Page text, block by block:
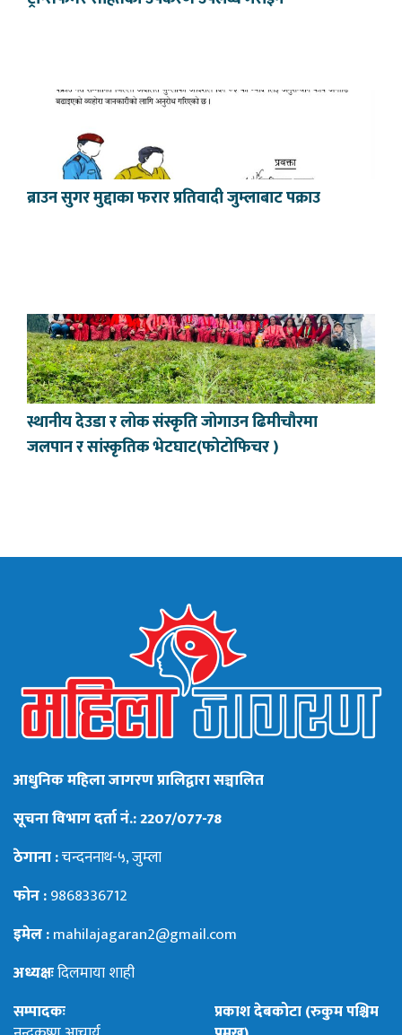
ब्राउन सुगर मुद्दाका फरार प्रतिवादी जुम्लाबाट पक्राउ
स्थानीय देउडा र लोक संस्कृति जोगाउन ढिमीचौरमा
जलपान र सांस्कृतिक भेटघाट(फोटोफिचर )
आधुनिक महिला जागरण प्रालिद्वारा सञ्चालित
सूचना विभाग दर्ता नं.: 2207/077-78
ठेगाना :चन्दननाथ-५, जुम्ला
फोन :9868336712
इमेल :mahilajagaran2@gmail.com
अध्यक्षःदिलमाया शाही
सम्पादकः
प्रकाश देबकोटा (रुकुम पश्चिम